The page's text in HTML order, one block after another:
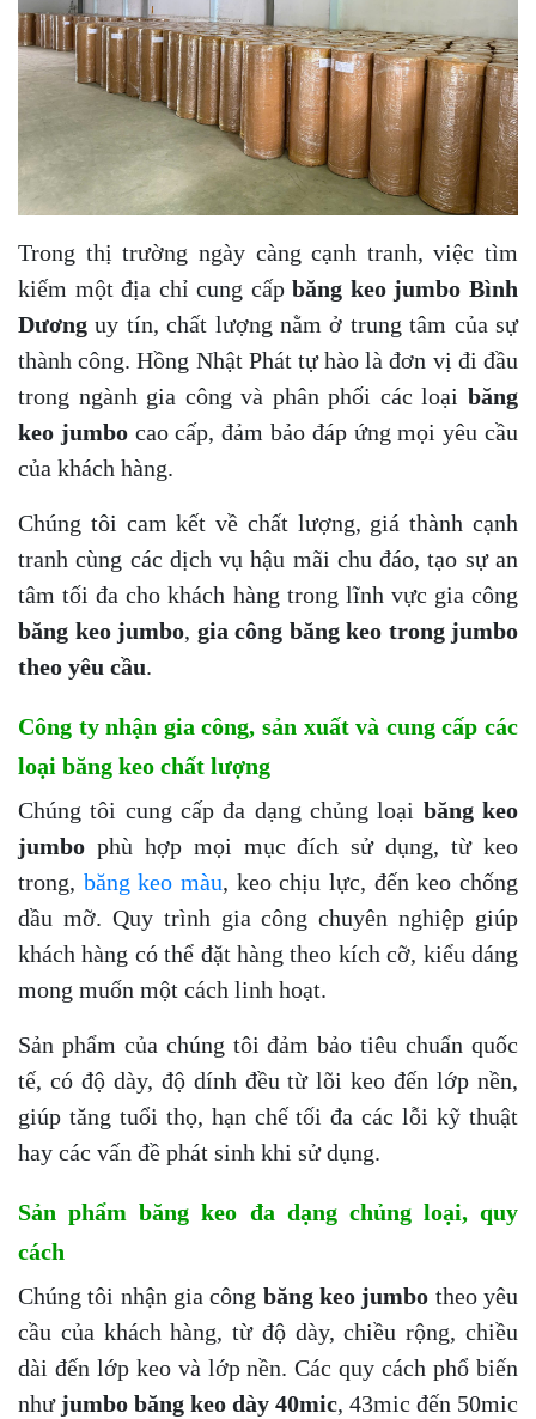
Trong thị trường ngày càng cạnh tranh, việc tìm
kiếm một địa chỉ cung cấpbăng keo jumbo Bình
Dương uy tín, chất lượng nằm ở trung tâm của sự
thành công. Hồng Nhật Phát tự hào là đơn vị đi đầu
trong ngành gia công và phân phối các loại băng
keo jumbocao cấp, đảm bảo đáp ứng mọi yêu cầu
của khách hàng.
Chúng tôi cam kết về chất lượng, giá thành cạnh
tranh cùng các dịch vụ hậu mãi chu đáo, tạo sự an
tâm tối đa cho khách hàng trong lĩnh vực gia công
băng keo jumbo, gia công băng keo trong jumbo
theo yêu cầu.
Công ty nhận gia công, sản xuất và cung cấp các
loại băng keo chất lượng
Chúng tôi cung cấp đa dạng chủng loại băng keo
jumbo phù hợp mọi mục đích sử dụng, từ keo
trong, băng keo màu, keo chịu lực, đến keo chống
dầu mỡ. Quy trình gia công chuyên nghiệp giúp
khách hàng có thể đặt hàng theo kích cỡ, kiểu dáng
mong muốn một cách linh hoạt.
Sản phẩm của chúng tôi đảm bảo tiêu chuẩn quốc
tế, có độ dày, độ dính đều từ lõi keo đến lớp nền,
giúp tăng tuổi thọ, hạn chế tối đa các lỗi kỹ thuật
hay các vấn đề phát sinh khi sử dụng.
Sản phẩm băng keo đa dạng chủng loại, quy
cách
Chúng tôi nhận gia công băng keo jumbo theo yêu
cầu của khách hàng, từ độ dày, chiều rộng, chiều
dài đến lớp keo và lớp nền. Các quy cách phổ biến
như jumbo băng keo dày 40mic, 43mic đến 50mic